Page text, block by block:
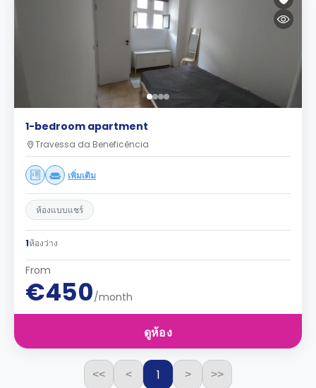
1-bedroom apartment
Travessa da Beneficência
เพิ่มเติม
ห้องแบบแชร์
1ห้องว่าง
From
€450/month
ดูห้อง
<< < 1 > >>